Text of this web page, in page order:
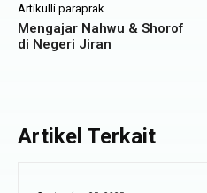
Artikulli paraprak
Mengajar Nahwu & Shorof
di Negeri Jiran
Artikel Terkait